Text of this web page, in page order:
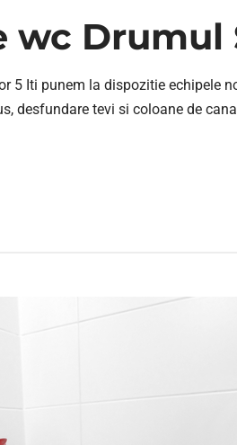
wc Drumul
5 Iti punem la dispozitie echipele
desfundare tevi si coloane de